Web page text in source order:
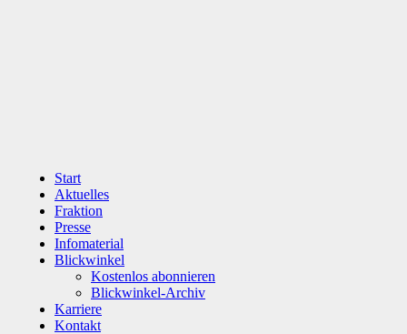
Start
Aktuelles
Fraktion
Presse
Infomaterial
Blickwinkel
Kostenlos abonnieren
Blickwinkel-Archiv
Karriere
Kontakt